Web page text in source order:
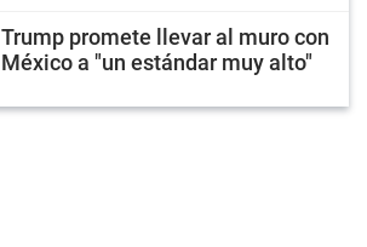
Trump promete llevar al muro con
México a "un estándar muy alto"